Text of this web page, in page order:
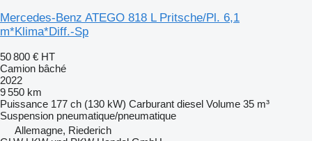
Mercedes-Benz ATEGO 818 L Pritsche/Pl. 6,1
m*Klima*Diff.-Sp
50 800 € HT
Camion bâché
2022
9 550 km
Puissance 177 ch (130 kW) Carburant diesel Volume 35 m³
Suspension pneumatique/pneumatique
Allemagne, Riederich